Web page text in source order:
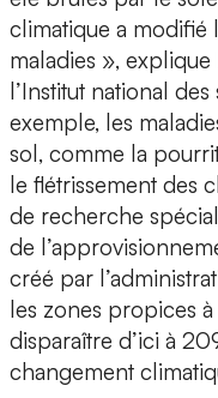
climatique a modifié
maladies »,
l’Institut national
exemple, les
sol, comme la
le flétrissement des
de recherche
de
créé par
les zones propices
disparaître d’ici à
changement